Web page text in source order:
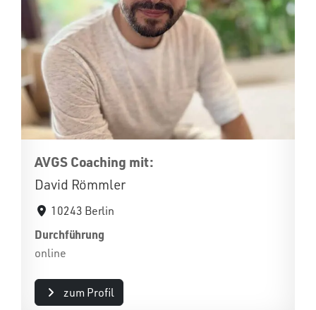
AVGS Coaching mit:
David Römmler
10243 Berlin
Durchführung
online
zum Profil